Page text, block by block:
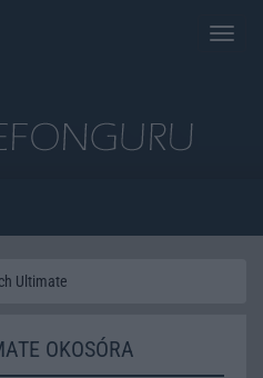
Toggle
Ultimate
OKOSÓRA